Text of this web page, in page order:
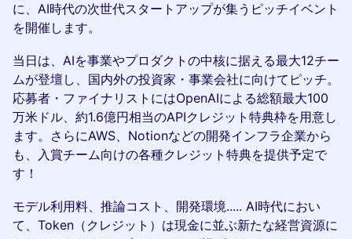
に、AI時代の次世代スタートアップが集うピッチイベント
を開催します。
当日は、AIを事業やプロダクトの中核に据える最大12チー
ムが登壇し、国内外の投資家・事業会社に向けてピッチ。
応募者・ファイナリストにはOpenAIによる総額最大100
万米ドル、約1.6億円相当のAPIクレジット特典枠を用意し
ます。さらにAWS、Notionなどの開発インフラ企業から
も、入賞チーム向けの各種クレジット特典を提供予定で
す！
モデル利用料、推論コスト、開発環境..... AI時代におい
て、Token（クレジット）は現金に並ぶ新たな経営資源に